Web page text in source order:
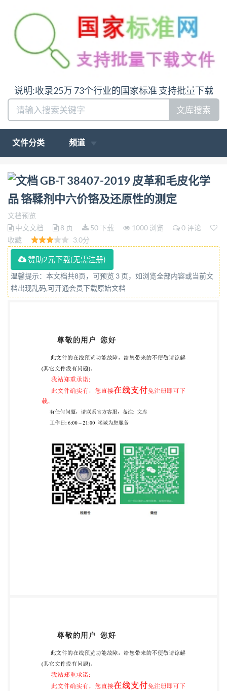
说明:收录25万 73个行业的国家标准 支持批量下载
文库搜索
文件分类 频道
问:哪里下载GB-T 38407-2019 皮革和毛皮化学品 铬
鞣剂中六价铬及还原性的测定答:请联系微
信:siduwenku
GB-T 38407-2019 皮革和毛皮化学
品 铬鞣剂中六价铬及还原性的测定
文档预览
中文文档
8 页 50 下载 1000 浏览
0 评论
收藏
3.0分
赞助2元下载(无需注册)
温馨提示：本文档共8页，可预览 3 页，如浏览全部内容或当前文
档出现乱码,可开通会员下载原始文档